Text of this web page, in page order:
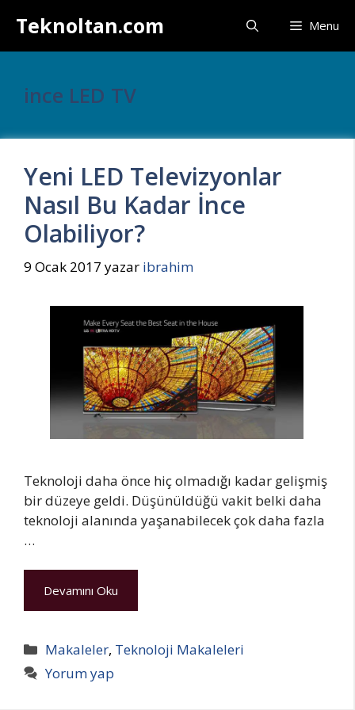
atlaTeknoltan.com Menu
ince LED TV
Yeni LED Televizyonlar
Nasıl Bu Kadar İnce
Olabiliyor?
9 Ocak 2017 yazar ibrahim
Teknoloji daha önce hiç olmadığı kadar gelişmiş
bir düzeye geldi. Düşünüldüğü vakit belki daha
teknoloji alanında yaşanabilecek çok daha fazla
…
Devamını Oku
Kategoriler
Makaleler, Teknoloji Makaleleri
Yorum yap